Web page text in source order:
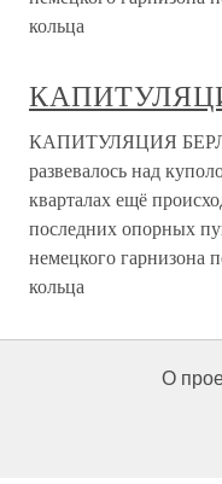
кольца
КАПИТУЛЯЦИЯ
развевалось над
кварталах ещё
последних опорных
немецкого гарнизона
кольца
О